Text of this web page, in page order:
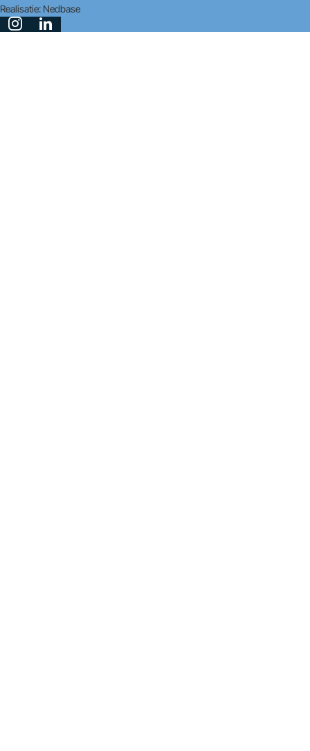
Realisatie: Nedbase